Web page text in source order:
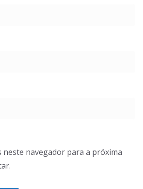
neste navegador para a próxima